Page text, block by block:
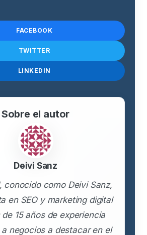
FACEBOOK
TWITTER
LINKEDIN
Sobre el autor
Deivi Sanz
conocido como Deivi Sanz,
en SEO y marketing digital
15 años de experiencia
negocios a destacar en el